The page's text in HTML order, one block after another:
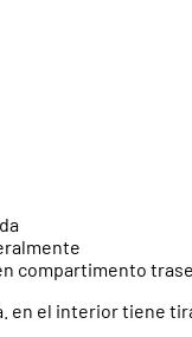
compartimento
en el interior tiene